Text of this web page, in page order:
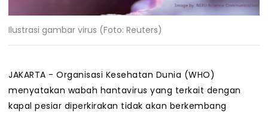
Ilustrasi gambar virus (Foto: Reuters)
JAKARTA - Organisasi Kesehatan Dunia (WHO)
menyatakan wabah hantavirus yang terkait dengan
kapal pesiar diperkirakan tidak akan berkembang